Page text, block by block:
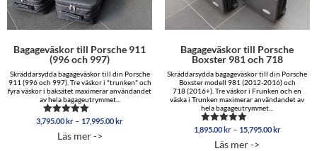
Bagageväskor till Porsche 911
(996 och 997)
Skräddarsydda bagageväskor till din Porsche
911 (996 och 997). Tre väskor i "trunken" och
fyra väskor i baksätet maximerar användandet
av hela bagageutrymmet...
Betygsatt
av 5
3,795.00kr – 17,995.00krPrisintervall:
Läs mer ->
Bagageväskor till Porsche
Boxster 981 och 718
Skräddarsydda bagageväskor till din Porsche
Boxster modell 981 (2012-2016) och
718 (2016+). Tre väskor i Frunken och en
väska i Trunken maximerar användandet av
hela bagageutrymmet...
Betygsatt
av 5
1,895.00kr – 15,795.00kr
Läs mer ->